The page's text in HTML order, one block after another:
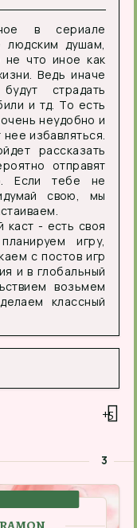
в сериале
людским душам,
не что иное как
Ведь иначе
страдать
и тд. То есть
неудобно и
избавляться.
рассказать
отправят
Если тебе не
свою, мы
каст - есть своя
игру,
с постов игр
и в глобальный
возьмем
классный
+5
3